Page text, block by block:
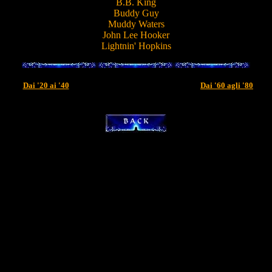
B.B. King
Buddy Guy
Muddy Waters
John Lee Hooker
Lightnin' Hopkins
Dai '20 ai '40 Dai '60 agli '80